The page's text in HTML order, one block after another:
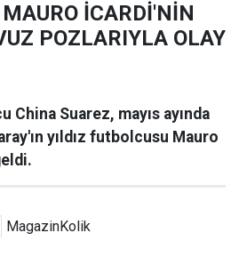
İCARDİ'NİN
POZLARIYLA OLAY
Suarez, mayıs ayında
yıldız futbolcusu Mauro
MagazinKolik